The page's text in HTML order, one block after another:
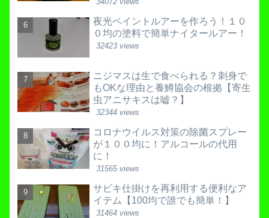
夜光ペイントルアーを作ろう！１０
０均の塗料で簡単ナイタールアー！
32423 views
ニジマスは生で食べられる？刺身で
もOKな理由と養鱒協会の根拠【寄生
虫アニサキスは嘘？】
32344 views
コロナウイルス対策の除菌スプレー
が１００均に！アルコールの代用
に！
31565 views
サビキ仕掛けを再利用する便利なア
イテム【100均で誰でも簡単！】
31464 views